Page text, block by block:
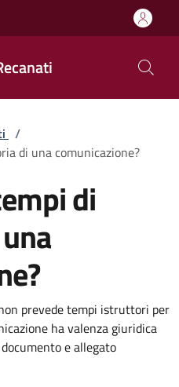
/
di una comunicazione?
di
prevede tempi istruttori per
ha valenza giuridica
e allegato